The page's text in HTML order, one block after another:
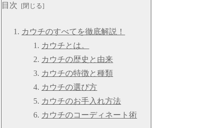
目次
カウチのすべてを徹底解説！
カウチとは。
カウチの歴史と由来
カウチの特徴と種類
カウチの選び方
カウチのお手入れ方法
カウチのコーディネート術